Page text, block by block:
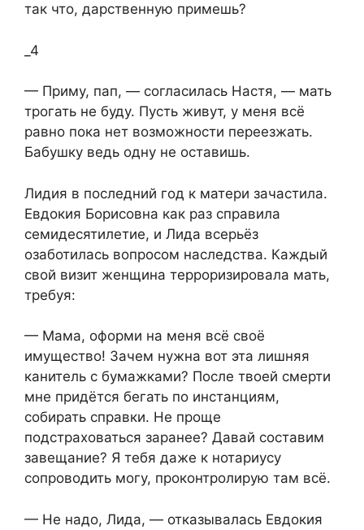
так что, дарственную примешь?​
_4
​— Приму, пап, — согласилась Настя, — мать
трогать не буду. Пусть живут, у меня всё
равно пока нет возможности переезжать.
Бабушку ведь одну не оставишь.​
​Лидия в последний год к матери зачастила.
Евдокия Борисовна как раз справила
семидесятилетие, и Лида всерьёз
озаботилась вопросом наследства. Каждый
свой визит женщина терроризировала мать,
требуя:​
​— Мама, оформи на меня всё своё
имущество! Зачем нужна вот эта лишняя
канитель с бумажками? После твоей смерти
мне придётся бегать по инстанциям,
собирать справки. Не проще
подстраховаться заранее? Давай составим
завещание? Я тебя даже к нотариусу
сопроводить могу, проконтролирую там всё.​
​— Не надо, Лида, — отказывалась Евдокия